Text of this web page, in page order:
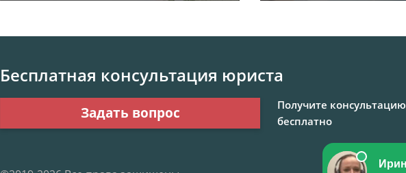
Бесплатная консультация юриста
Задать вопрос
Получите консультацию
бесплатно